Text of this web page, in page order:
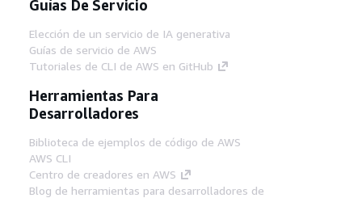
Guías De Servicio
Elección de un servicio de IA generativa
Guías de servicio de AWS
Tutoriales de CLI de AWS en GitHub
Herramientas Para
Desarrolladores
Biblioteca de ejemplos de código de AWS
AWS CLI
Centro de creadores en AWS
Blog de herramientas para desarrolladores de